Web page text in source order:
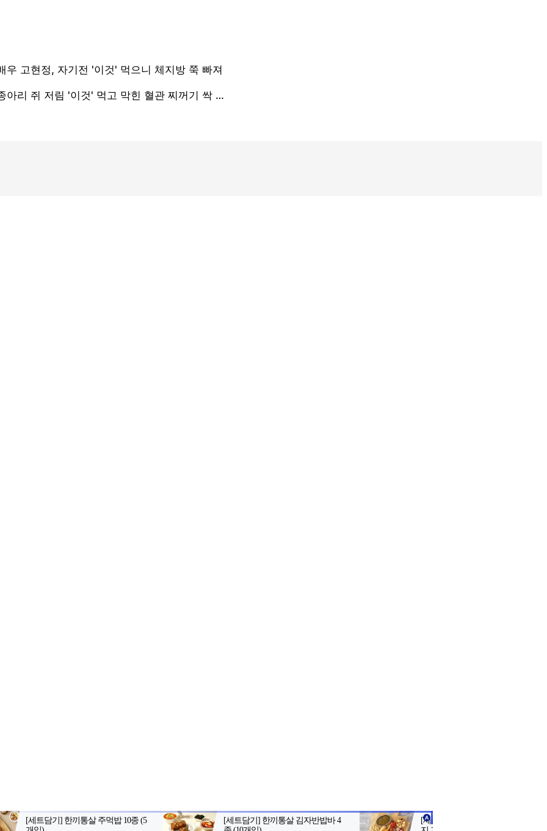
398-8000 팩스: 02-398-8129 사업자등록번호: 102-81-32883
서울, 아53997
등록일자: 2021.10.28